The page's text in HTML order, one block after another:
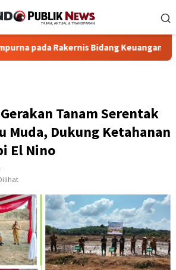
Bidang Keuangan Polda Jambi 2026
Tanam Serentak
Muda, Dukung Ketahanan
El Nino